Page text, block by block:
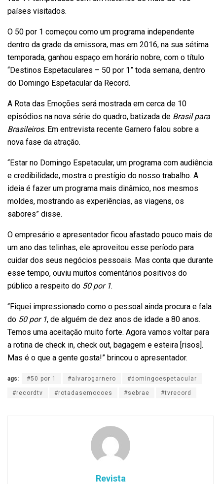
países visitados.
O 50 por 1 começou como um programa independente
dentro da grade da emissora, mas em 2016, na sua sétima
temporada, ganhou espaço em horário nobre, com o título
“Destinos Espetaculares – 50 por 1” toda semana, dentro
do Domingo Espetacular da Record.
A Rota das Emoções será mostrada em cerca de 10
episódios na nova série do quadro, batizada de Brasil para
Brasileiros. Em entrevista recente Garnero falou sobre a
nova fase da atração.
“Estar no Domingo Espetacular, um programa com audiência
e credibilidade, mostra o prestígio do nosso trabalho. A
ideia é fazer um programa mais dinâmico, nos mesmos
moldes, mostrando as experiências, as viagens, os
sabores” disse.
O empresário e apresentador ficou afastado pouco mais de
um ano das telinhas, ele aproveitou esse período para
cuidar dos seus negócios pessoais. Mas conta que durante
esse tempo, ouviu muitos comentários positivos do
público a respeito do 50 por 1.
“Fiquei impressionado como o pessoal ainda procura e fala
do 50 por 1, de alguém de dez anos de idade a 80 anos.
Temos uma aceitação muito forte. Agora vamos voltar para
a rotina de check in, check out, bagagem e esteira [risos].
Mas é o que a gente gosta!” brincou o apresentador.
ags: #50 por 1 #alvarogarnero #domingoespetacular
#recordtv #rotadasemocoes #sebrae #tvrecord
Revista